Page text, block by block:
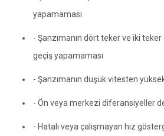
yapamaması
- Şanzımanın dört teker ve iki teker
geçiş yapamaması
- Şanzımanın düşük vitesten
- Ön veya merkezi diferansiyeller
- Hatalı veya çalışmayan hız